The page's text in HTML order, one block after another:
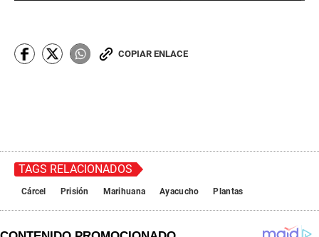
COPIAR ENLACE
TAGS RELACIONADOS
Cárcel Prisión Marihuana Ayacucho Plantas